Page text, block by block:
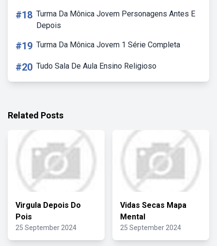
#18 Turma Da Mônica Jovem Personagens Antes E
Depois
#19 Turma Da Mônica Jovem 1 Série Completa
#20 Tudo Sala De Aula Ensino Religioso
Related Posts
Virgula Depois Do
Pois
25 September 2024
Vidas Secas Mapa
Mental
25 September 2024